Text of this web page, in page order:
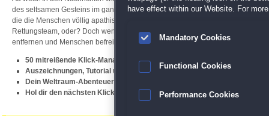
des seltsamen Gesteins im ganzen Land verstreut, haben ganze Städte
die die Menschen völlig apathisch macht! Klingt nach einem weiteren
Rettungsteam, oder? Doch wenn du die Zukunft der Menschheit retten willst,
entfernen und Menschen befreien, sondern dich auch mit einem altbekannten
50 mitreißende Klick-Management-Level
Auszeichnungen, Tutorial und eine packende Geschichte
Dein Weltraum-Abenteuer mit dem heldenhaften Rettungsteam!
Hol dir den nächsten Klick-Management-Teil der beliebten
have effect within our Website. For
Mandatory Cookies
Functional Cookies
Performance Cookies